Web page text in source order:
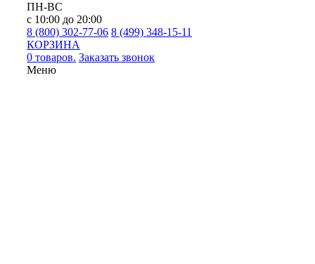
ПН-ВС
с 10:00 до 20:00
8 (800) 302-77-06 8 (499) 348-15-11
КОРЗИНА
0 товаров. Заказать звонок
Меню